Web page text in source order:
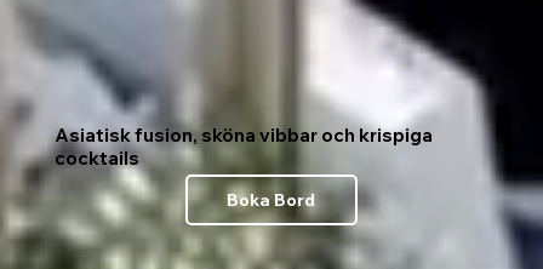
Asiatisk fusion, sköna vibbar och krispiga
cocktails
Boka Bord